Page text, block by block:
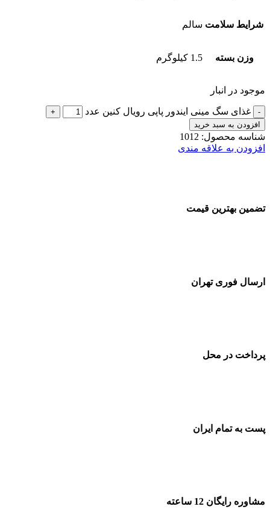
شرایط سلامت سالم
وزن بسته 1.5 کیلوگرم
موجود در انبار
غذای سگ مینی ایندور پاپی رویال کنین عدد
افزودن به سبد خرید
شناسه محصول: 1012
افزودن به علاقه مندی
تضمین بهترین قیمت
ارسال فوری تهران
پرداخت در محل
پست به تمام ایران
مشاوره رایگان 12 ساعته